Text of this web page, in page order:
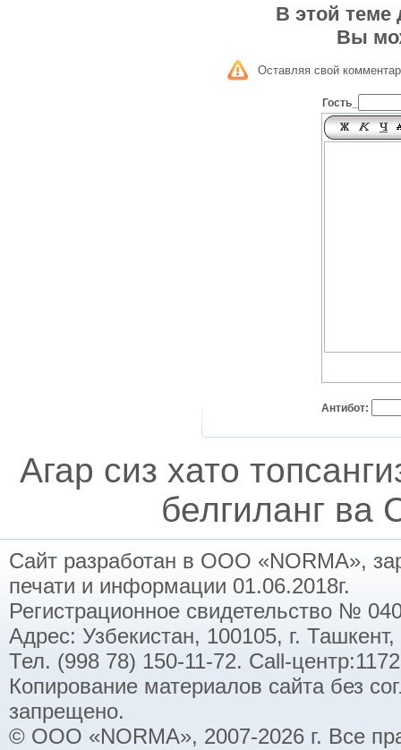
В этой теме
Вы
Оставляя свой
Гость_
Антибот:
Агар сиз хато
белгиланг ва
Сайт разработан в ООО «NORMA»,
печати и информации 01.06.2018г.
Регистрационное свидетельство №
Адрес: Узбекистан, 100105, г.
Тел. (998 78) 150-11-72. Call-
Копирование материалов сайта без
запрещено.
© ООО «NORMA», 2007-2026 г. Все